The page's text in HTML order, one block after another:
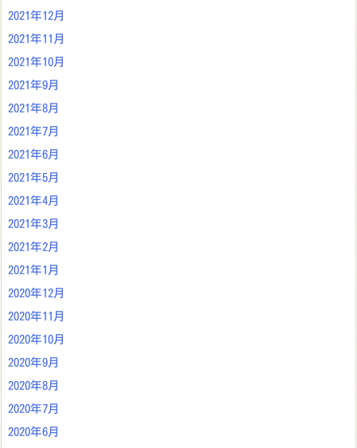
2021年12月
2021年11月
2021年10月
2021年9月
2021年8月
2021年7月
2021年6月
2021年5月
2021年4月
2021年3月
2021年2月
2021年1月
2020年12月
2020年11月
2020年10月
2020年9月
2020年8月
2020年7月
2020年6月